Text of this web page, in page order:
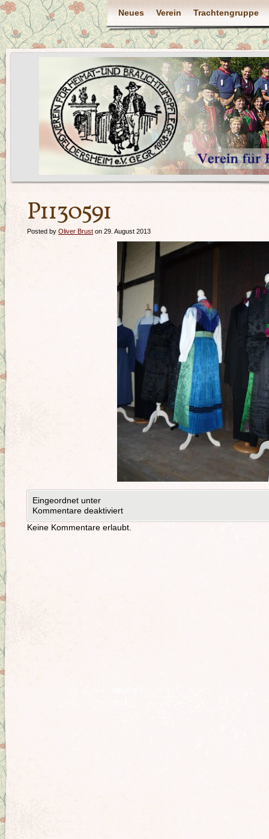
Neues Verein Trachtengruppe
P1130591
Posted by Oliver Brust on 29. August 2013
Eingeordnet unter
Kommentare deaktiviert
Keine Kommentare erlaubt.